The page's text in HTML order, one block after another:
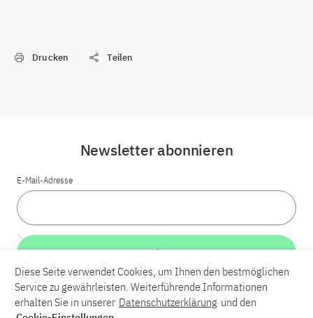
Drucken Teilen
LinkedInBlueskyYouTube
Newsletter abonnieren
E-Mail-Adresse
Weiter
Diese Seite verwendet Cookies, um Ihnen den bestmöglichen
Service zu gewährleisten. Weiterführende Informationen
erhalten Sie in unserer Datenschutzerklärung und den